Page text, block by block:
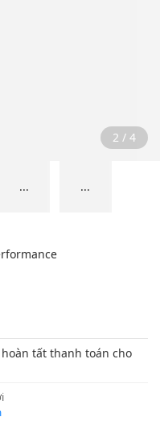
2 / 4
... ...
tất thanh toán cho